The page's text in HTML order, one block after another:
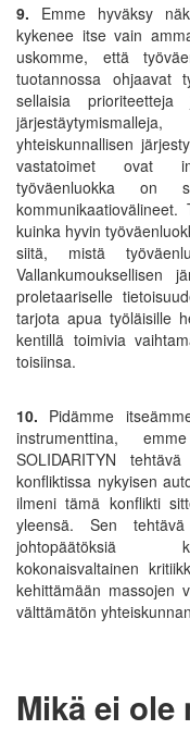
9. Emme hyväksy
kykenee itse vain
uskomme, että
tuotannossa ohjaavat
sellaisia
yhteiskunnallisen
vastatoimet ovat
työväenluokka on
kuinka hyvin
siitä, mistä
Vallankumouksellisen
proletaariselle
tarjota apua työläisille
kentillä toimivia
toisiinsa.
10. Pidämme
instrumenttina,
SOLIDARITYN
konfliktissa nykyisen
ilmeni tämä konflikti
yleensä. Sen
johtopäätöksiä
kokonaisvaltainen
kehittämään massojen
välttämätön
Mikä ei ole